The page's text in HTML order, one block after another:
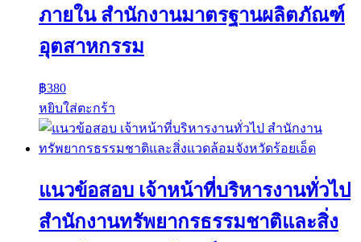
ภายใน สำนักงานมาตรฐานผลิตภัณฑ์
อุตสาหกรรม
฿380
หยิบใส่ตะกร้า
แนวข้อสอบ เจ้าหน้าที่บริหารงานทั่วไป
สำนักงานทรัพยากรธรรมชาติและสิ่ง